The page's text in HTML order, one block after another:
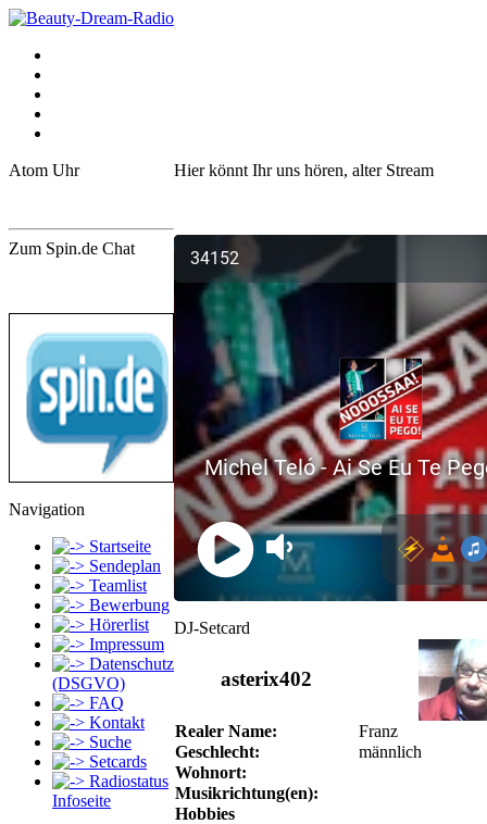
Atom Uhr
Zum Spin.de Chat
Navigation
Startseite
Sendeplan
Teamlist
Bewerbung
Hörerlist
Impressum
Datenschutz
(DSGVO)
FAQ
Kontakt
Suche
Setcards
Radiostatus
Infoseite
Hier könnt Ihr uns hören, alter Stream
DJ-Setcard
asterix402
Realer Name:
Franz
Geschlecht:
männlich
Wohnort:
Musikrichtung(en):
Hobbies